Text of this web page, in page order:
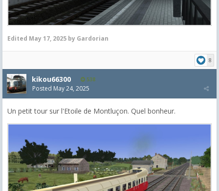
Edited May 17, 2025 by Gardorian
8
kikou66300 538
Posted May 24, 2025
Un petit tour sur l'Etoile de Montluçon. Quel bonheur.